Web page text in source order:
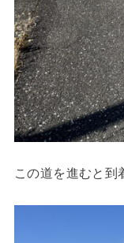
この道を進むと到